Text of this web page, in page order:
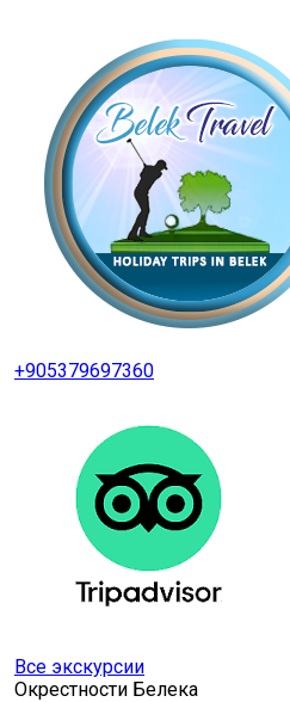
+905379697360
Все экскурсии
Окрестности Белека